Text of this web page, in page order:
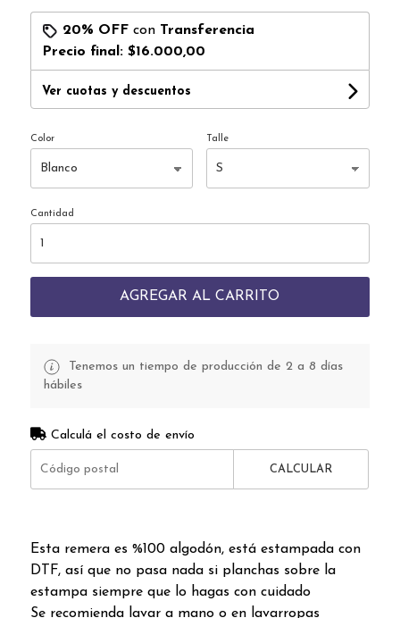
20% OFFcon Transferencia
Precio final: $16.000,00
Ver cuotas y descuentos
Color Talle
Cantidad
AGREGAR AL CARRITO
Tenemos un tiempo de producción de 2 a 8 días
hábiles
Calculá el costo de envío
CALCULAR
Esta remera es %100 algodón, está estampada con
DTF, así que no pasa nada si planchas sobre la
estampa siempre que lo hagas con cuidado
Se recomienda lavar a mano o en lavarropas